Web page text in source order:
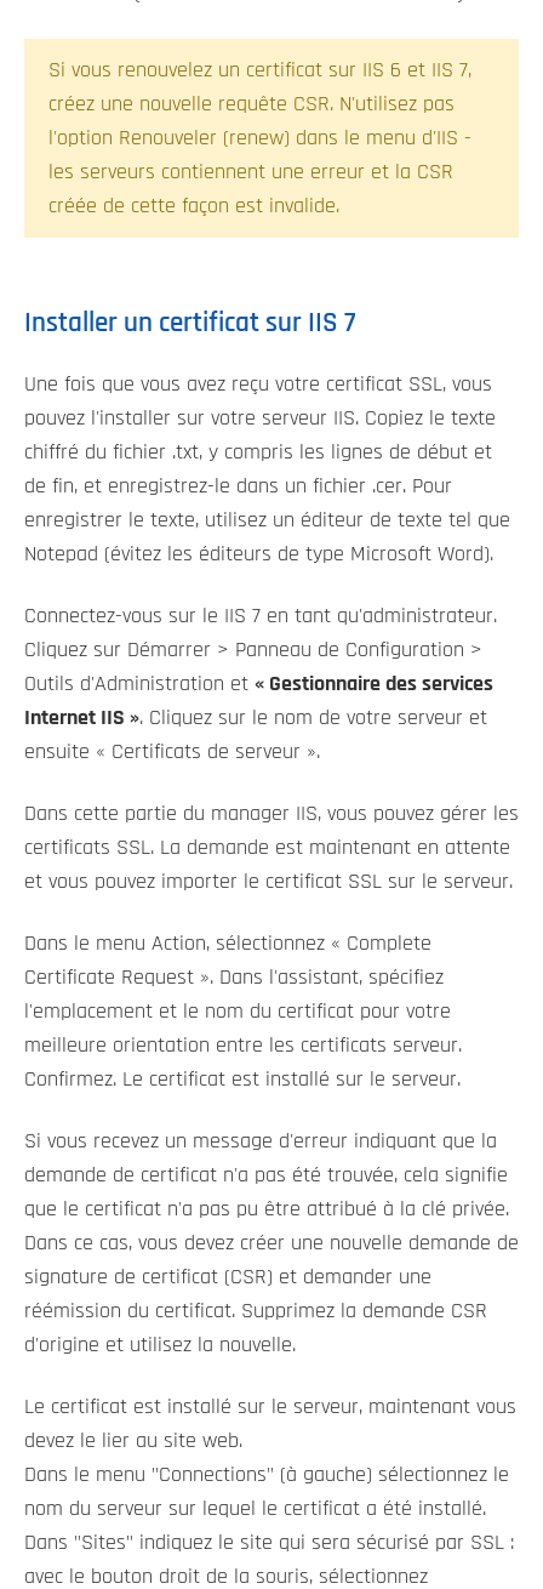
Si vous renouvelez un certificat sur IIS 6 et IIS 7,
créez une nouvelle requête CSR. N'utilisez pas
l'option Renouveler (renew) dans le menu d'IIS -
les serveurs contiennent une erreur et la CSR
créée de cette façon est invalide.
Installer un certificat sur IIS 7
Une fois que vous avez reçu votre certificat SSL, vous
pouvez l'installer sur votre serveur IIS. Copiez le texte
chiffré du fichier .txt, y compris les lignes de début et
de fin, et enregistrez-le dans un fichier .cer. Pour
enregistrer le texte, utilisez un éditeur de texte tel que
Notepad (évitez les éditeurs de type Microsoft Word).
Connectez-vous sur le IIS 7 en tant qu'administrateur.
Cliquez sur Démarrer > Panneau de Configuration >
Outils d'Administration et « Gestionnaire des services
Internet IIS ». Cliquez sur le nom de votre serveur et
ensuite « Certificats de serveur ».
Dans cette partie du manager IIS, vous pouvez gérer les
certificats SSL. La demande est maintenant en attente
et vous pouvez importer le certificat SSL sur le serveur.
Dans le menu Action, sélectionnez « Complete
Certificate Request ». Dans l'assistant, spécifiez
l'emplacement et le nom du certificat pour votre
meilleure orientation entre les certificats serveur.
Confirmez. Le certificat est installé sur le serveur.
Si vous recevez un message d'erreur indiquant que la
demande de certificat n'a pas été trouvée, cela signifie
que le certificat n'a pas pu être attribué à la clé privée.
Dans ce cas, vous devez créer une nouvelle demande de
signature de certificat (CSR) et demander une
réémission du certificat. Supprimez la demande CSR
d'origine et utilisez la nouvelle.
Le certificat est installé sur le serveur, maintenant vous
devez le lier au site web.
Dans le menu "Connections" (à gauche) sélectionnez le
nom du serveur sur lequel le certificat a été installé.
Dans "Sites" indiquez le site qui sera sécurisé par SSL :
avec le bouton droit de la souris, sélectionnez